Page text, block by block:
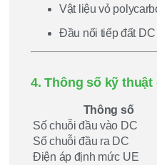
Vật liệu vỏ
Đầu nối tiếp đất DC
4. Thông số kỹ thuật
Thông số
Số chuỗi đầu vào DC
Số chuỗi đầu ra DC
Điện áp định mức UE